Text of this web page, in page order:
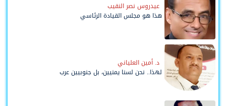
عيدروس نصر النقيب
هذا هو مجلس القيادة الرئاسي
د. أمين العلياني
لهذا.. نحن لسنا يمنيين، بل جنوبيين عرب